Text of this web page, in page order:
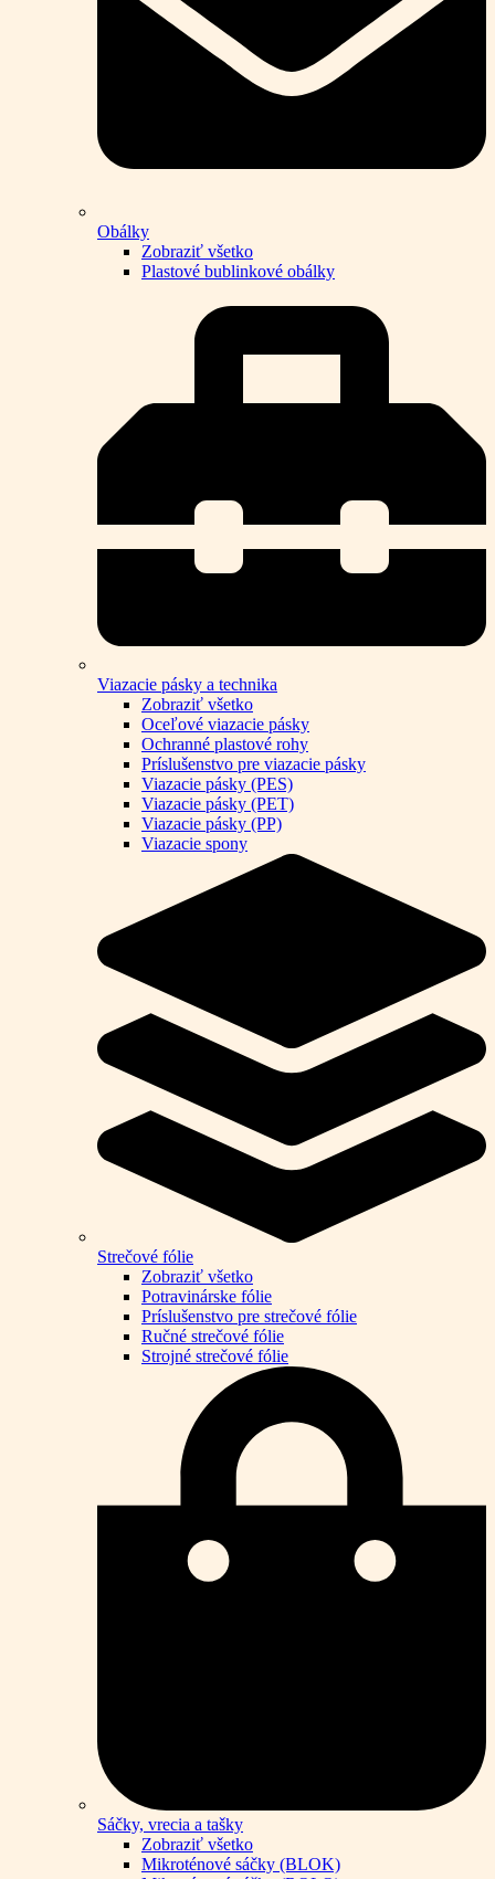
Obálky
Zobraziť všetko
Plastové bublinkové obálky
Viazacie pásky a technika
Zobraziť všetko
Oceľové viazacie pásky
Ochranné plastové rohy
Príslušenstvo pre viazacie pásky
Viazacie pásky (PES)
Viazacie pásky (PET)
Viazacie pásky (PP)
Viazacie spony
Strečové fólie
Zobraziť všetko
Potravinárske fólie
Príslušenstvo pre strečové fólie
Ručné strečové fólie
Strojné strečové fólie
Sáčky, vrecia a tašky
Zobraziť všetko
Mikroténové sáčky (BLOK)